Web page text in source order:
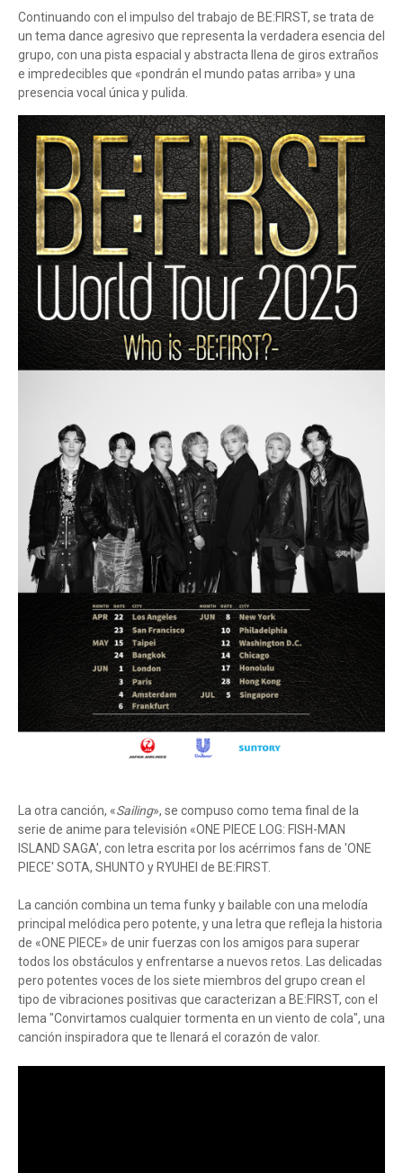
Continuando con el impulso del trabajo de BE:FIRST, se trata de
un tema dance agresivo que representa la verdadera esencia del
grupo, con una pista espacial y abstracta llena de giros extraños
e impredecibles que «pondrán el mundo patas arriba» y una
presencia vocal única y pulida.
La otra canción, «Sailing», se compuso como tema final de la
serie de anime para televisión «ONE PIECE LOG: FISH-MAN
ISLAND SAGA', con letra escrita por los acérrimos fans de 'ONE
PIECE' SOTA, SHUNTO y RYUHEI de BE:FIRST.
La canción combina un tema funky y bailable con una melodía
principal melódica pero potente, y una letra que refleja la historia
de «ONE PIECE» de unir fuerzas con los amigos para superar
todos los obstáculos y enfrentarse a nuevos retos. Las delicadas
pero potentes voces de los siete miembros del grupo crean el
tipo de vibraciones positivas que caracterizan a BE:FIRST, con el
lema "Convirtamos cualquier tormenta en un viento de cola", una
canción inspiradora que te llenará el corazón de valor.